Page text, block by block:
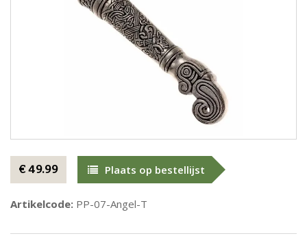
€ 49.99 Plaats op bestellijst
Artikelcode: PP-07-Angel-T